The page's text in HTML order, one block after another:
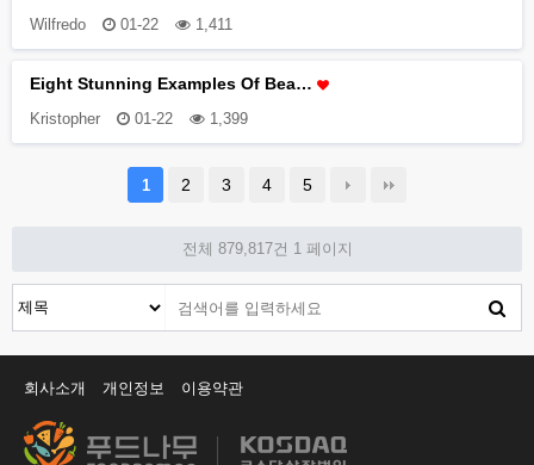
Wilfredo 01-22 1,411
Eight Stunning Examples Of Bea…
Kristopher 01-22 1,399
1 2 3 4 5
전체 879,817건 1 페이지
회사소개 개인정보 이용약관